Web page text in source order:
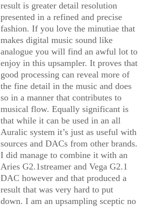
result is greater detail resolution
presented in a refined and precise
fashion. If you love the minutiae that
makes digital music sound like
analogue you will find an awful lot to
enjoy in this upsampler. It proves that
good processing can reveal more of
the fine detail in the music and does
so in a manner that contributes to
musical flow. Equally significant is
that while it can be used in an all
Auralic system it’s just as useful with
sources and DACs from other brands.
I did manage to combine it with an
Aries G2.1streamer and Vega G2.1
DAC however and that produced a
result that was very hard to put
down. I am an upsampling sceptic no